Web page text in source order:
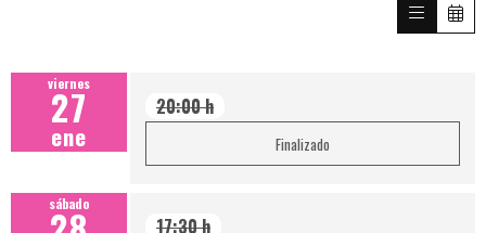
viernes
27
ene
20:00 h
Finalizado
sábado
17:30 h